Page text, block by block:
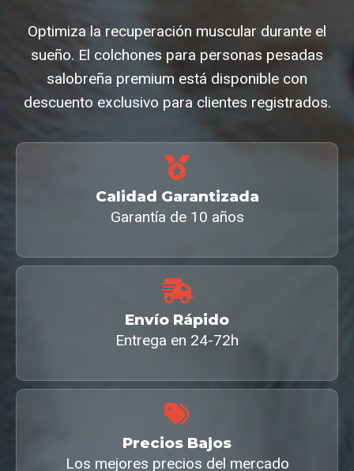
Optimiza la recuperación muscular durante el
sueño. El colchones para personas pesadas
salobreña premium está disponible con
descuento exclusivo para clientes registrados.
Calidad Garantizada
Garantía de 10 años
Envío Rápido
Entrega en 24-72h
Precios Bajos
Los mejores precios del mercado